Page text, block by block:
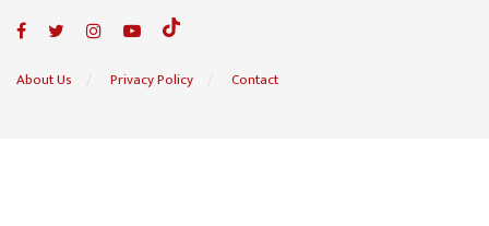
About Us Privacy Policy Contact